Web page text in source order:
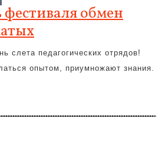
обмен
слета педагогических отрядов!
опытом, приумножают знания.